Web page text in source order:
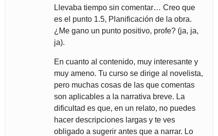
Llevaba tiempo sin comentar… Creo que
es el punto 1.5, Planificación de la obra.
¿Me gano un punto positivo, profe? (ja, ja,
ja).
En cuanto al contenido, muy interesante y
muy ameno. Tu curso se dirige al novelista,
pero muchas cosas de las que comentas
son aplicables a la narrativa breve. La
dificultad es que, en un relato, no puedes
hacer descripciones largas y te ves
obligado a sugerir antes que a narrar. Lo